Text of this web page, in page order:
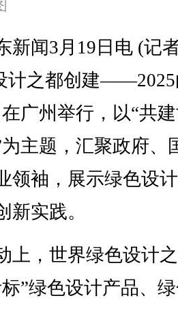
闻3月19日电 (记
计之都创建
广州举行，以“共
主题，汇聚政府、
领袖，展示绿色设
新实践。
，世界绿色设计
”绿色设计产品、